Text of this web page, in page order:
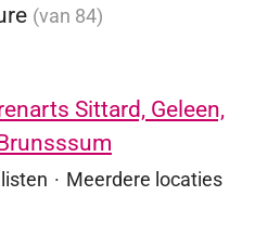
(van 84)
Sittard, Geleen,
· Meerdere locaties